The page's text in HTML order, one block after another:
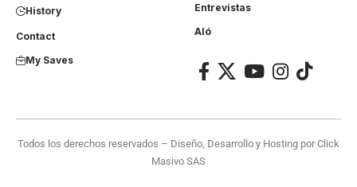
History
Contact
My Saves
Entrevistas
Aló
Todos los derechos reservados – Diseño, Desarrollo y Hosting porClick
Masivo SAS